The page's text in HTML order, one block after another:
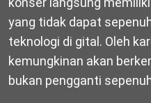
yang tidak dapat
teknologi di gital. Oleh
kemungkinan akan
bukan pengganti